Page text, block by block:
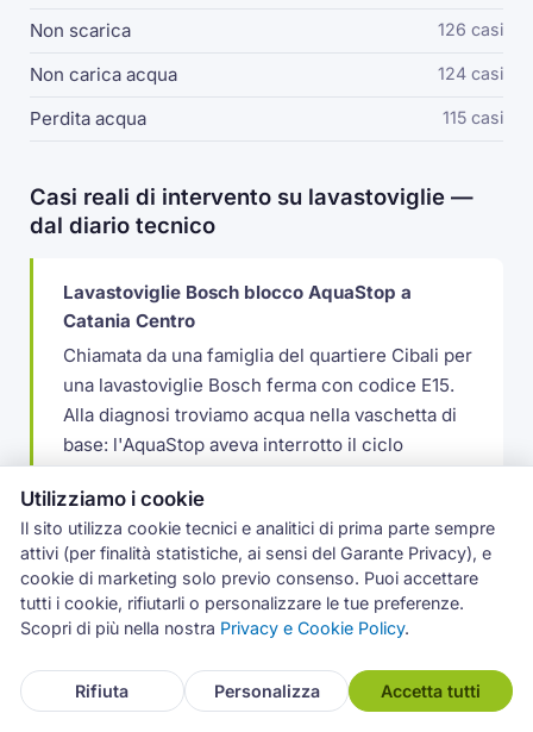
Non scarica 126 casi
Non carica acqua 124 casi
Perdita acqua 115 casi
Casi reali di intervento su lavastoviglie —
dal diario tecnico
Lavastoviglie Bosch blocco AquaStop a
Catania Centro
Chiamata da una famiglia del quartiere Cibali per
una lavastoviglie Bosch ferma con codice E15.
Alla diagnosi troviamo acqua nella vaschetta di
base: l'AquaStop aveva interrotto il ciclo
raccordo del tubo di mandata leggermente
allentato. Serraggio, svuotamento vaschetta,
ciclo di prova: macchina ripartita senza
sostituire componenti.
Pompa di scarico Electrolux esaurita a
Caltagirone
Utilizziamo i cookie
Il sito utilizza cookie tecnici e analitici di prima parte sempre
attivi (per finalità statistiche, ai sensi del Garante Privacy), e
cookie di marketing solo previo consenso. Puoi accettare
tutti i cookie, rifiutarli o personalizzare le tue preferenze.
Scopri di più nella nostra Privacy e Cookie Policy.
Rifiuta Personalizza Accetta tutti